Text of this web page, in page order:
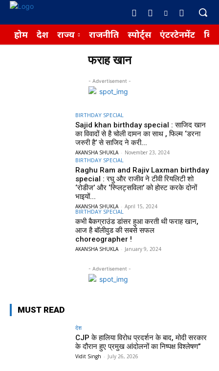
होम देश राज्य राजनीति स्पोर्ट्स एंटरटेनमेंट
फराह खान
- Advertisement -
BIRTHDAY SPECIAL
Sajid khan birthday special : साजिद खान
का विवादों से है चोली दामन का साथ , फिल्म ‘डरना
जरुरी है’ से साजिद ने करी...
AKANSHA SHUKLA - November 23, 2024
BIRTHDAY SPECIAL
Raghu Ram and Rajiv Laxman birthday
special : रघु और राजीव ने टीवी रियलिटी शो
‘रोडीज’ और ‘स्प्लिट्सविला’ को होस्ट करके दोनों
भाइयों...
AKANSHA SHUKLA - April 15, 2024
BIRTHDAY SPECIAL
कभी बैकग्राउंड डांसर हुआ करती थी फराह खान,
आज है बॉलीवुड की सबसे सफल
choreographer !
AKANSHA SHUKLA - January 9, 2024
- Advertisement -
MUST READ
देश
CJP के हालिया विरोध प्रदर्शन के बाद, मोदी सरकार
के दौरान हुए प्रमुख आंदोलनों का निष्पक्ष विश्लेषण”
Vidit Singh - July 26, 2026